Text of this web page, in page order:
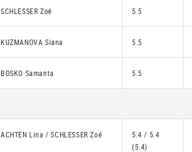
SCHLESSER Zoé 5.5
KUZMANOVA Siana 5.5
BOSKO Samanta 5.5
ACHTEN Lina / SCHLESSER Zoé
5.4 / 5.4
(5.4)